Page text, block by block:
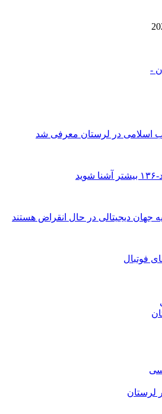
-
اسلامی در لرستان معرفی شد
جهان دیجیتالی در حال انقراض هستند
فوتبال
لرستان